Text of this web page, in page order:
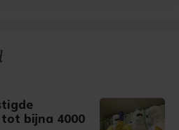
bijna 4000